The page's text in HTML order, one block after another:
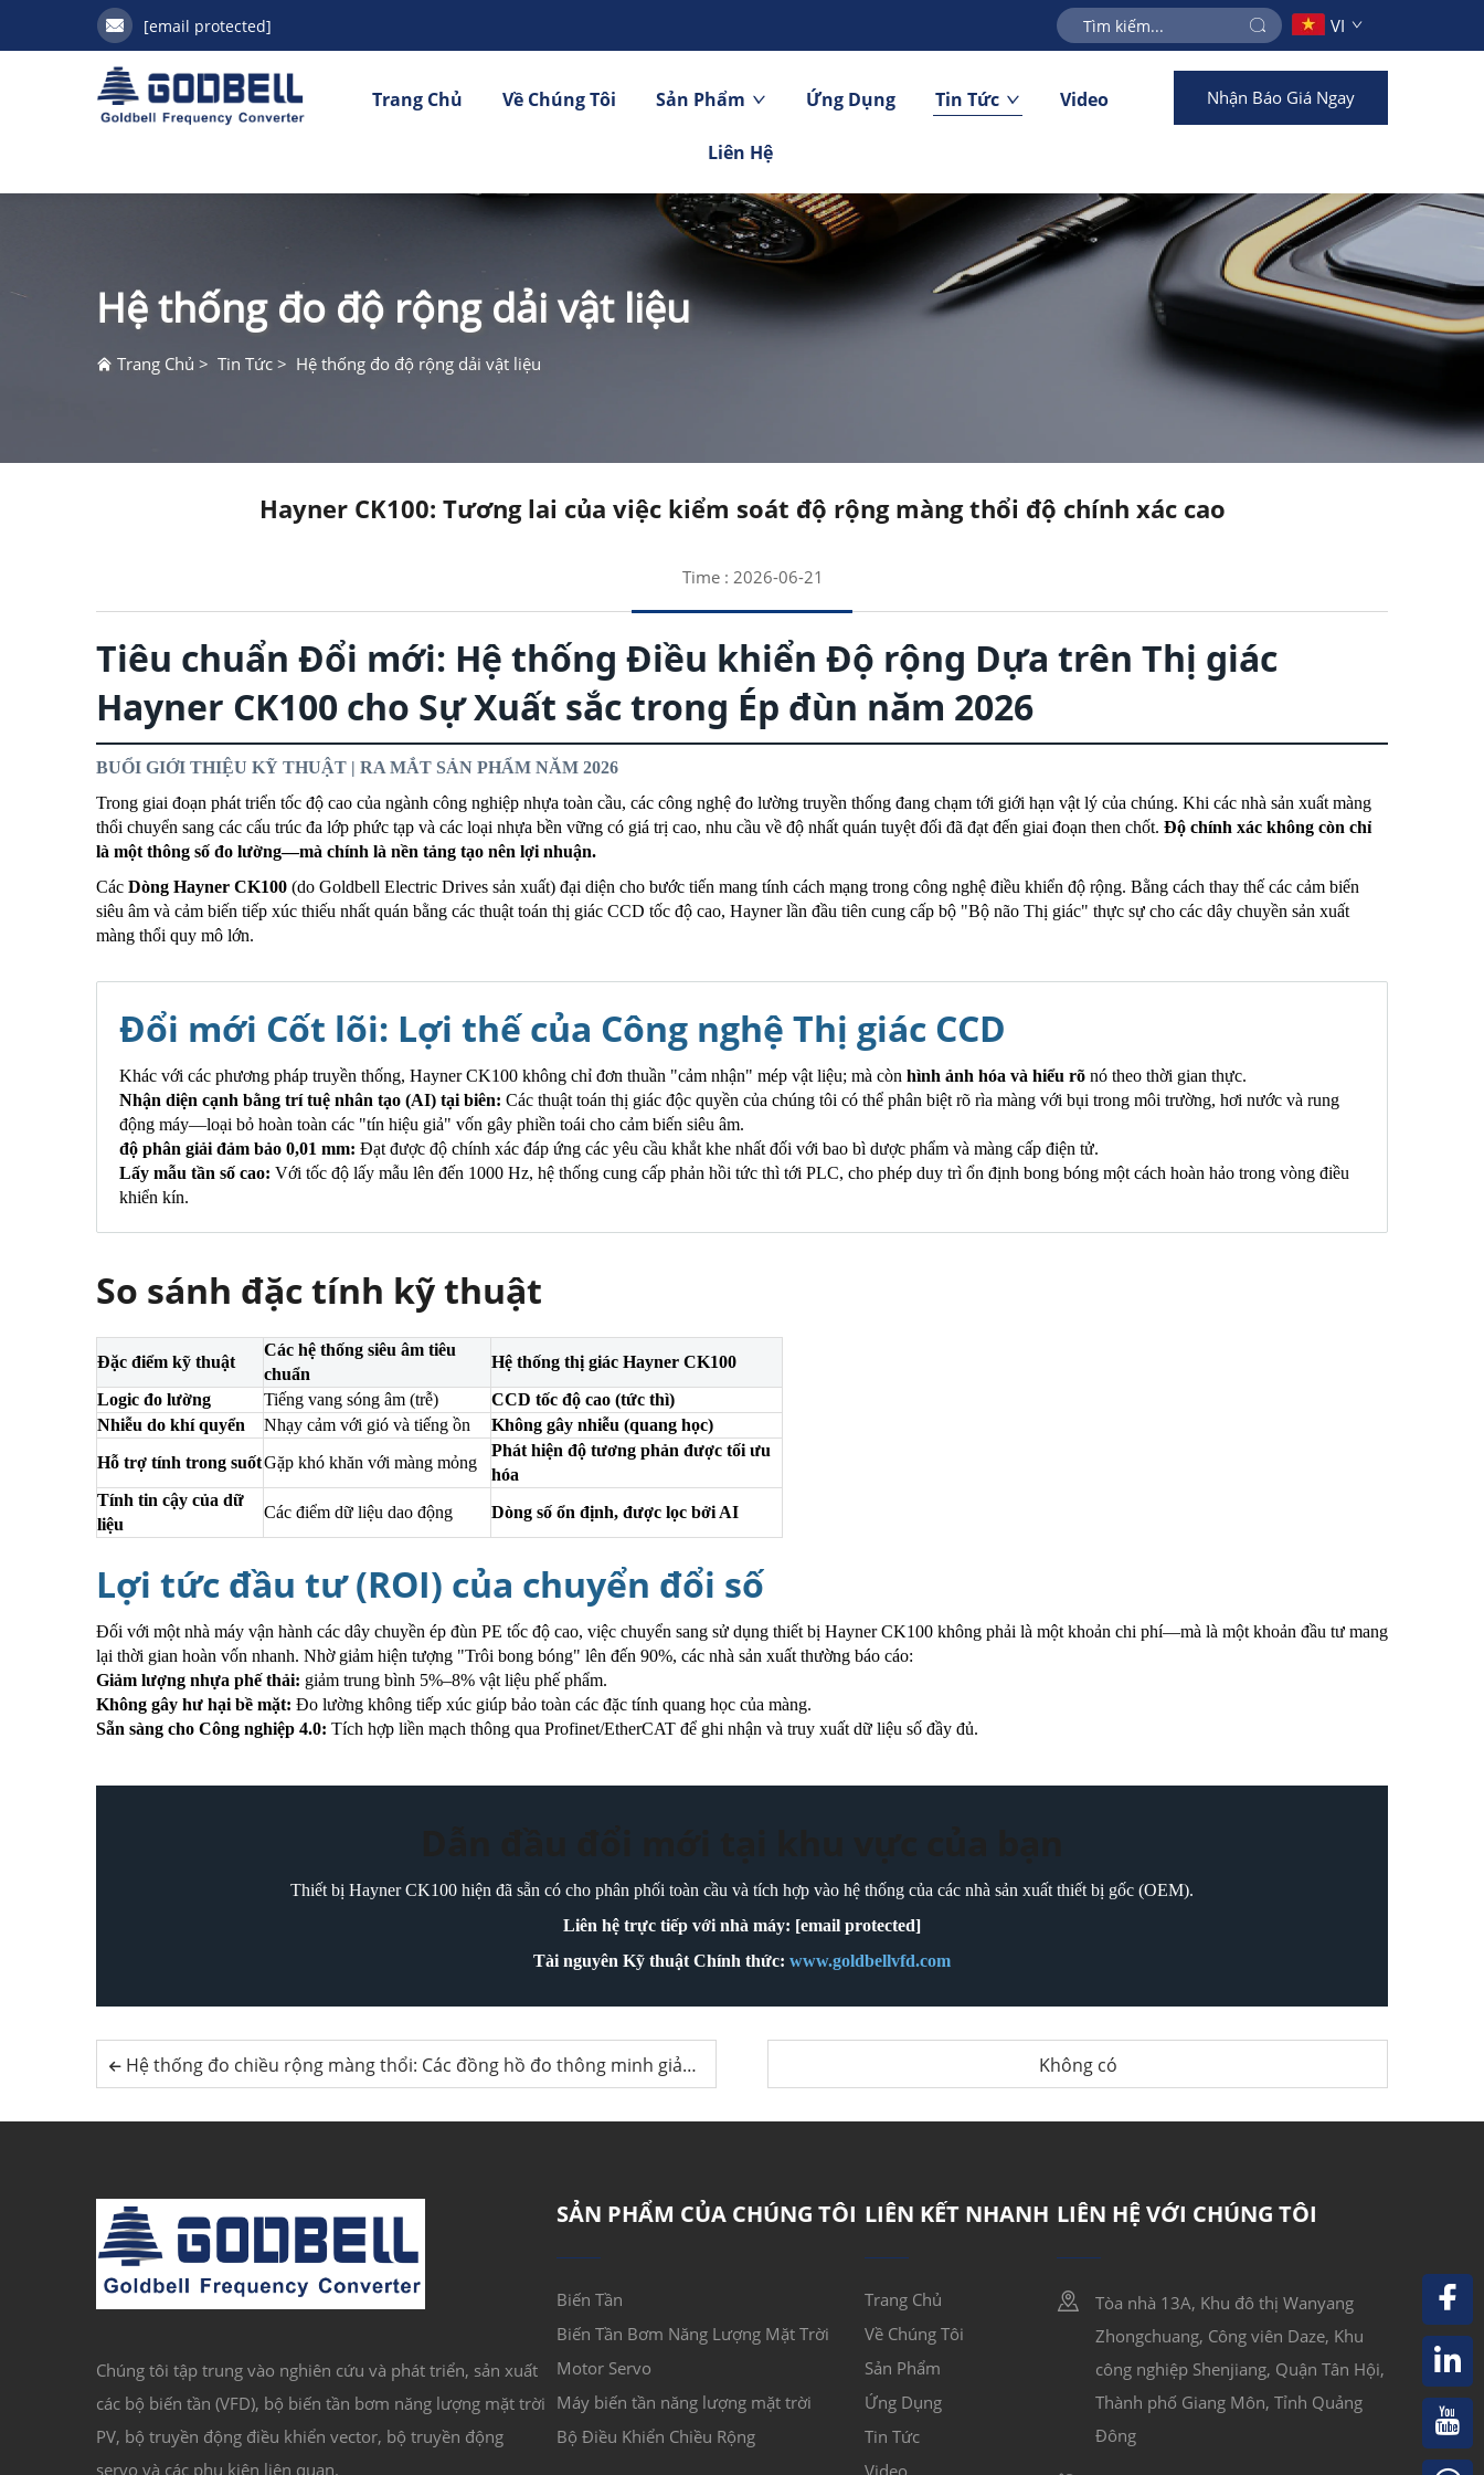
[email protected] VI
Trang Chủ Về Chúng Tôi Sản Phẩm Ứng Dụng Tin Tức Video
Liên Hệ
Nhận Báo Giá Ngay
Hệ thống đo độ rộng dải vật liệu
Trang Chủ > Tin Tức > Hệ thống đo độ rộng dải vật liệu
Hayner CK100: Tương lai của việc kiểm soát độ rộng màng thổi độ chính xác cao
Time : 2026-06-21
Tiêu chuẩn Đổi mới: Hệ thống Điều khiển Độ rộng Dựa trên Thị giác
Hayner CK100 cho Sự Xuất sắc trong Ép đùn năm 2026
BUỔI GIỚI THIỆU KỸ THUẬT | RA MẮT SẢN PHẨM NĂM 2026
Trong giai đoạn phát triển tốc độ cao của ngành công nghiệp nhựa toàn cầu, các công nghệ đo lường truyền thống đang chạm tới giới hạn vật lý của chúng. Khi các nhà sản xuất màng
thổi chuyển sang các cấu trúc đa lớp phức tạp và các loại nhựa bền vững có giá trị cao, nhu cầu về độ nhất quán tuyệt đối đã đạt đến giai đoạn then chốt. Độ chính xác không còn chỉ
là một thông số đo lường—mà chính là nền tảng tạo nên lợi nhuận.
Các Dòng Hayner CK100 (do Goldbell Electric Drives sản xuất) đại diện cho bước tiến mang tính cách mạng trong công nghệ điều khiển độ rộng. Bằng cách thay thế các cảm biến
siêu âm và cảm biến tiếp xúc thiếu nhất quán bằng các thuật toán thị giác CCD tốc độ cao, Hayner lần đầu tiên cung cấp bộ "Bộ não Thị giác" thực sự cho các dây chuyền sản xuất
màng thổi quy mô lớn.
Đổi mới Cốt lõi: Lợi thế của Công nghệ Thị giác CCD
Khác với các phương pháp truyền thống, Hayner CK100 không chỉ đơn thuần "cảm nhận" mép vật liệu; mà còn hình ảnh hóa và hiểu rõ nó theo thời gian thực.
Nhận diện cạnh bằng trí tuệ nhân tạo (AI) tại biên: Các thuật toán thị giác độc quyền của chúng tôi có thể phân biệt rõ rìa màng với bụi trong môi trường, hơi nước và rung
động máy—loại bỏ hoàn toàn các "tín hiệu giả" vốn gây phiền toái cho cảm biến siêu âm.
độ phân giải đảm bảo 0,01 mm: Đạt được độ chính xác đáp ứng các yêu cầu khắt khe nhất đối với bao bì dược phẩm và màng cấp điện tử.
Lấy mẫu tần số cao: Với tốc độ lấy mẫu lên đến 1000 Hz, hệ thống cung cấp phản hồi tức thì tới PLC, cho phép duy trì ổn định bong bóng một cách hoàn hảo trong vòng điều
khiển kín.
So sánh đặc tính kỹ thuật
Đặc điểm kỹ thuật
Các hệ thống siêu âm tiêu
chuẩn
Hệ thống thị giác Hayner CK100
Logic đo lường
Tiếng vang sóng âm (trễ)
CCD tốc độ cao (tức thì)
Nhiễu do khí quyển
Nhạy cảm với gió và tiếng ồn
Không gây nhiễu (quang học)
Hỗ trợ tính trong suốtGặp khó khăn với màng mỏng
Phát hiện độ tương phản được tối ưu
hóa
Tính tin cậy của dữ
liệu
Các điểm dữ liệu dao động Dòng số ổn định, được lọc bởi AI
Lợi tức đầu tư (ROI) của chuyển đổi số
Đối với một nhà máy vận hành các dây chuyền ép đùn PE tốc độ cao, việc chuyển sang sử dụng thiết bị Hayner CK100 không phải là một khoản chi phí—mà là một khoản đầu tư mang
lại thời gian hoàn vốn nhanh. Nhờ giảm hiện tượng "Trôi bong bóng" lên đến 90%, các nhà sản xuất thường báo cáo:
Giảm lượng nhựa phế thải: giảm trung bình 5%–8% vật liệu phế phẩm.
Không gây hư hại bề mặt: Đo lường không tiếp xúc giúp bảo toàn các đặc tính quang học của màng.
Sẵn sàng cho Công nghiệp 4.0: Tích hợp liền mạch thông qua Profinet/EtherCAT để ghi nhận và truy xuất dữ liệu số đầy đủ.
Thiết bị Hayner CK100 hiện đã sẵn có cho phân phối toàn cầu và tích hợp vào hệ thống của các nhà sản xuất thiết bị gốc (OEM).
Liên hệ trực tiếp với nhà máy: [email protected]
Tài nguyên Kỹ thuật Chính thức: www.goldbellvfd.com
Hệ thống đo chiều rộng màng thổi: Các đồng hồ đo thông minh giảm phế liệu tới 90% | Cẩm nang mua sắm năm 2025 Không có
Chúng tôi tập trung vào nghiên cứu và phát triển, sản xuất
các bộ biến tần (VFD), bộ biến tần bơm năng lượng mặt trời
PV, bộ truyền động điều khiển vector, bộ truyền động
servo và các phụ kiện liên quan.
SẢN PHẨM CỦA CHÚNG TÔI
Biến Tần
Biến Tần Bơm Năng Lượng Mặt Trời
Motor Servo
Máy biến tần năng lượng mặt trời
Bộ Điều Khiển Chiều Rộng
LIÊN KẾT NHANH
Trang Chủ
Về Chúng Tôi
Sản Phẩm
Ứng Dụng
Tin Tức
Video
LIÊN HỆ VỚI CHÚNG TÔI
Tòa nhà 13A, Khu đô thị Wanyang
Zhongchuang, Công viên Daze, Khu
công nghiệp Shenjiang, Quận Tân Hội,
Thành phố Giang Môn, Tỉnh Quảng
Đông